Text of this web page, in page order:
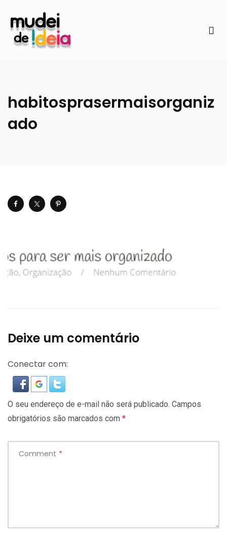
habitosprasermaisorganiz
ado
Deixe um comentário
Conectar com:
O seu endereço de e-mail não será publicado. Campos
obrigatórios são marcados com *
Comment *